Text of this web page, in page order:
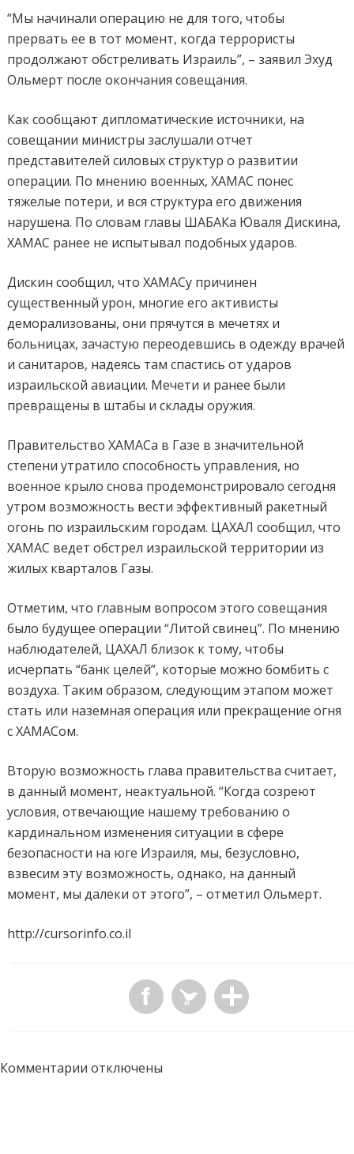
“Мы начинали операцию не для того, чтобы
прервать ее в тот момент, когда террористы
продолжают обстреливать Израиль”, – заявил Эхуд
Ольмерт после окончания совещания.
Как сообщают дипломатические источники, на
совещании министры заслушали отчет
представителей силовых структур о развитии
операции. По мнению военных, ХАМАС понес
тяжелые потери, и вся структура его движения
нарушена. По словам главы ШАБАКа Юваля Дискина,
ХАМАС ранее не испытывал подобных ударов.
Дискин сообщил, что ХАМАСу причинен
существенный урон, многие его активисты
деморализованы, они прячутся в мечетях и
больницах, зачастую переодевшись в одежду врачей
и санитаров, надеясь там спастись от ударов
израильской авиации. Мечети и ранее были
превращены в штабы и склады оружия.
Правительство ХАМАСа в Газе в значительной
степени утратило способность управления, но
военное крыло снова продемонстрировало сегодня
утром возможность вести эффективный ракетный
огонь по израильским городам. ЦАХАЛ сообщил, что
ХАМАС ведет обстрел израильской территории из
жилых кварталов Газы.
Отметим, что главным вопросом этого совещания
было будущее операции “Литой свинец”. По мнению
наблюдателей, ЦАХАЛ близок к тому, чтобы
исчерпать “банк целей”, которые можно бомбить с
воздуха. Таким образом, следующим этапом может
стать или наземная операция или прекращение огня
с ХАМАСом.
Вторую возможность глава правительства считает,
в данный момент, неактуальной. “Когда созреют
условия, отвечающие нашему требованию о
кардинальном изменения ситуации в сфере
безопасности на юге Израиля, мы, безусловно,
взвесим эту возможность, однако, на данный
момент, мы далеки от этого”, – отметил Ольмерт.
http://cursorinfo.co.il
Комментарии отключены